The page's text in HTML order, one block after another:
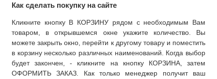
Как сделать покупку на сайте
Кликните кнопку В КОРЗИНУ рядом с необходимым Вам
товаром, в открывшемся окне укажите количество. Вы
можете закрыть окно, перейти к другому товару и поместить
в корзину несколько различных наименований. Когда выбор
будет закончен, - кликните на кнопку КОРЗИНА, затем
ОФОРМИТЬ ЗАКАЗ. Как только менеджер получит ваш